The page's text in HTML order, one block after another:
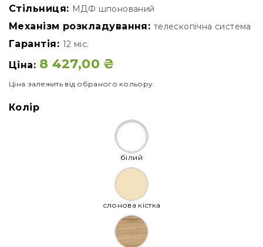
Стільниця: МДФ шпонований
Механізм розкладування: телескопічна система
Гарантія: 12 міс.
Ціна: 8 427,00 ₴
Ціна залежить від обраного кольору.
Колір
білий
слонова кістка